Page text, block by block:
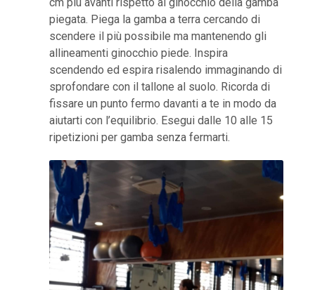
piegata. Piega la gamba a terra cercando di
scendere il più possibile ma mantenendo gli
allineamenti ginocchio piede. Inspira
scendendo ed espira risalendo immaginando di
sprofondare con il tallone al suolo. Ricorda di
fissare un punto fermo davanti a te in modo da
aiutarti con l’equilibrio. Esegui dalle 10 alle 15
ripetizioni per gamba senza fermarti.